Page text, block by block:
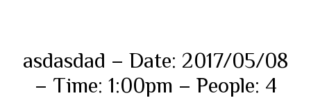
asdasdad – Date: 2017/05/08
– Time: 1:00pm – People: 4